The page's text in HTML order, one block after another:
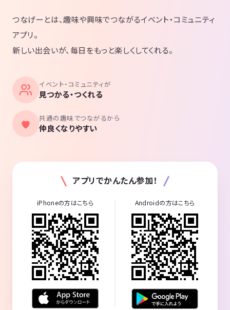
つなげーとは、趣味や興味でつながるイベント・コミュニティ
アプリ。
新しい出会いが、毎日をもっと楽しくしてくれる。
イベント・コミュニティが
見つかる・つくれる
共通の趣味でつながるから
仲良くなりやすい
アプリでかんたん参加！
iPhoneの方はこちら Androidの方はこちら